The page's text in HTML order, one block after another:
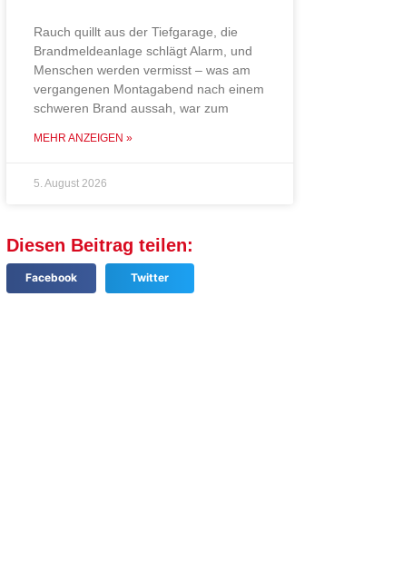
Rauch quillt aus der Tiefgarage, die
Brandmeldeanlage schlägt Alarm, und
Menschen werden vermisst – was am
vergangenen Montagabend nach einem
schweren Brand aussah, war zum
MEHR ANZEIGEN »
5. August 2026
Diesen Beitrag teilen:
Facebook Twitter